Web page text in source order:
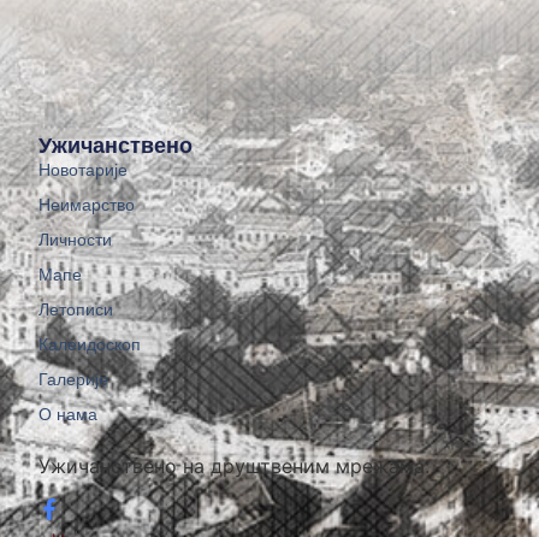
Ужичанствено на друштвеним мрежама:
Ужичанствено
Новотарије
Неимарство
Личности
Мапе
Летописи
Калеидоскоп
Галерије
О нама